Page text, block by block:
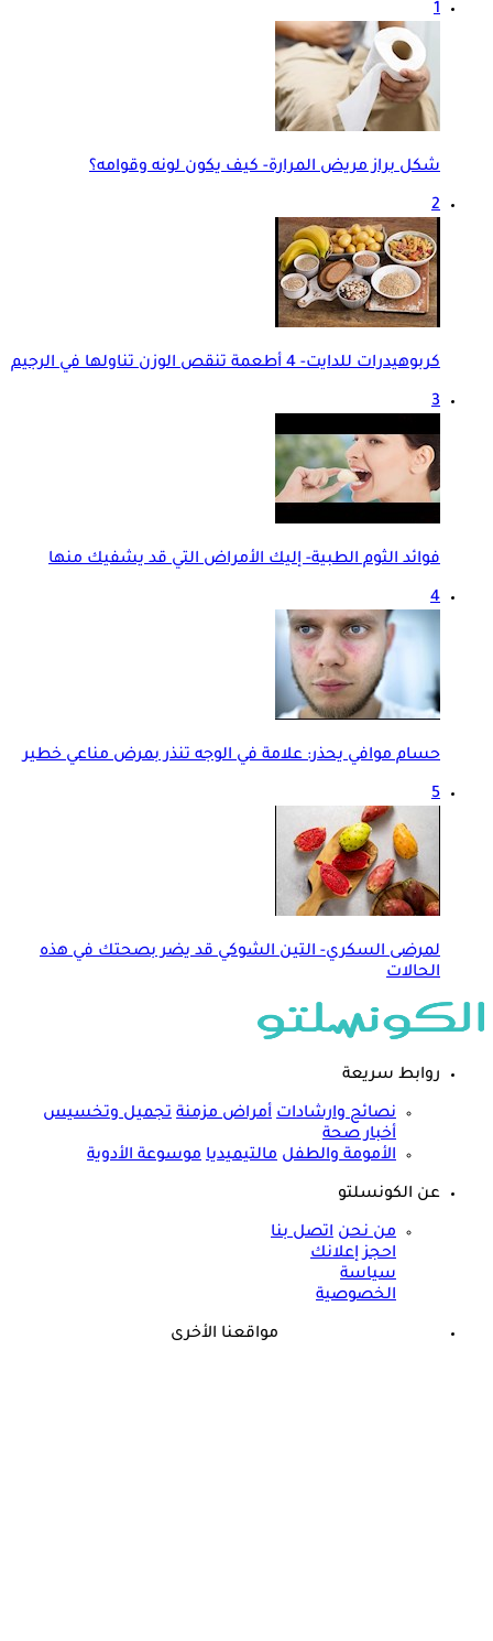
1
شكل براز مريض المرارة- كيف يكون لونه وقوامه؟
2
كربوهيدرات للدايت- 4 أطعمة تنقص الوزن تناولها في الرجيم
3
فوائد الثوم الطبية- إليك الأمراض التي قد يشفيك منها
4
حسام موافي يحذر: علامة في الوجه تنذر بمرض مناعي خطير
5
لمرضى السكري- التين الشوكي قد يضر بصحتك في هذه
الحالات
روابط سريعة
نصائح وارشادات أمراض مزمنة تجميل وتخسيس
أخبار صحة
الأمومة والطفل مالتيميديا موسوعة الأدوية
عن الكونسلتو
من نحن اتصل بنا
احجز إعلانك
سياسة
الخصوصية
مواقعنا الأخرى